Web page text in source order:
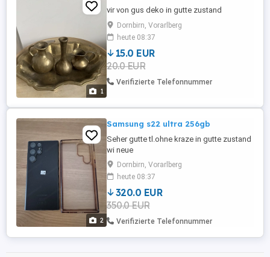
1
vir von gus deko in gutte zustand
Dornbirn, Vorarlberg
heute 08:37
15.0 EUR
20.0 EUR
Verifizierte Telefonnummer
2
Samsung s22 ultra 256gb
Seher gutte tl.ohne kraze in gutte zustand
wi neue
Dornbirn, Vorarlberg
heute 08:37
320.0 EUR
350.0 EUR
Verifizierte Telefonnummer